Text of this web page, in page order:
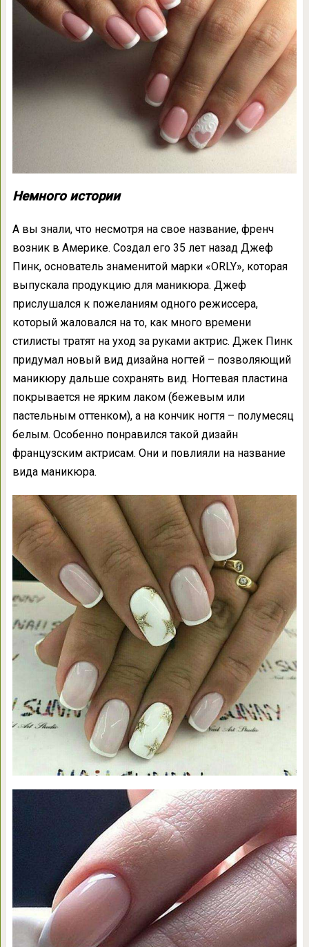
Немного истории
А вы знали, что несмотря на свое название, френч
возник в Америке. Создал его 35 лет назад Джеф
Пинк, основатель знаменитой марки «ORLY», которая
выпускала продукцию для маникюра. Джеф
прислушался к пожеланиям одного режиссера,
который жаловался на то, как много времени
стилисты тратят на уход за руками актрис. Джек Пинк
придумал новый вид дизайна ногтей – позволяющий
маникюру дальше сохранять вид. Ногтевая пластина
покрывается не ярким лаком (бежевым или
пастельным оттенком), а на кончик ногтя – полумесяц
белым. Особенно понравился такой дизайн
французским актрисам. Они и повлияли на название
вида маникюра.